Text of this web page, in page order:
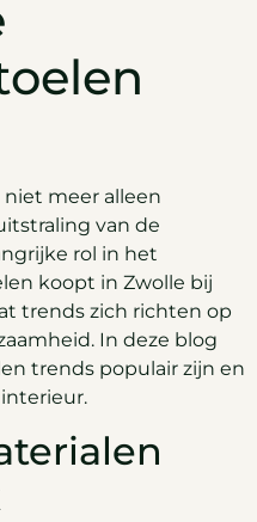
meer alleen
van de
rol in het
koopt in Zwolle bij
trends zich richten op
In deze blog
trends populair zijn en